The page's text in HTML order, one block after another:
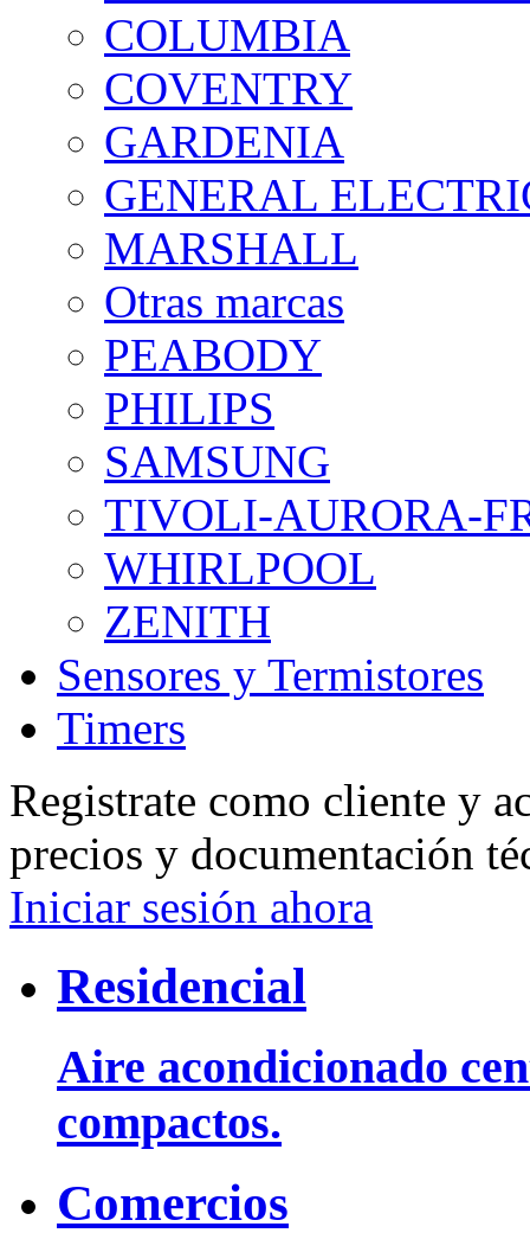
COLUMBIA
COVENTRY
GARDENIA
GENERAL
MARSHALL
Otras marcas
PEABODY
PHILIPS
SAMSUNG
TIVOLI-AURORA-
WHIRLPOOL
ZENITH
Sensores y Termistores
Timers
Registrate como cliente y
precios y documentación
Iniciar sesión ahora
Residencial
Aire acondicionado
compactos.
Comercios